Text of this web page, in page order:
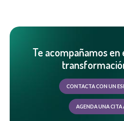
Te acompañamos en
CONTACTA CON UN
AGENDA UNA CITA